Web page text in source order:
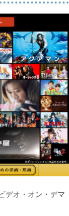
デオ・オン・デマ